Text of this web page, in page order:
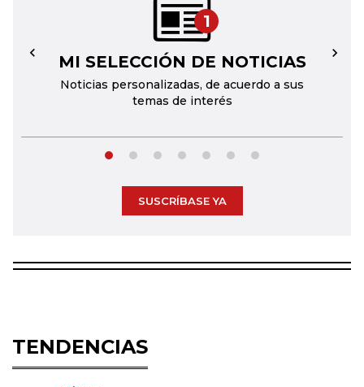
1
MI SELECCIÓN DE NOTICIAS
Noticias personalizadas, de acuerdo a sus
temas de interés
← →
SUSCRÍBASE YA
TENDENCIAS